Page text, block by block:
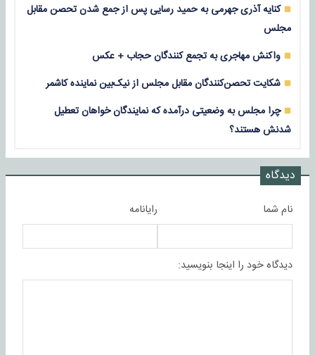
کنایه آذری جهرمی به حمید رسایی پس از جمع شدن تحصن مقابل
مجلس
واکنش مهاجری به تجمع کنندگان حجاب + عکس
شکایت تحصن‌کنندگان مقابل مجلس از نیک‌بین نماینده کاشمر
چرا مجلس به وضعیتی درآمده که نمایندگان خواهان تعطیل
شدنش هستند؟
دیدگاه
نام شما رایانامه
دیدگاه خود را اینجا بنویسید: